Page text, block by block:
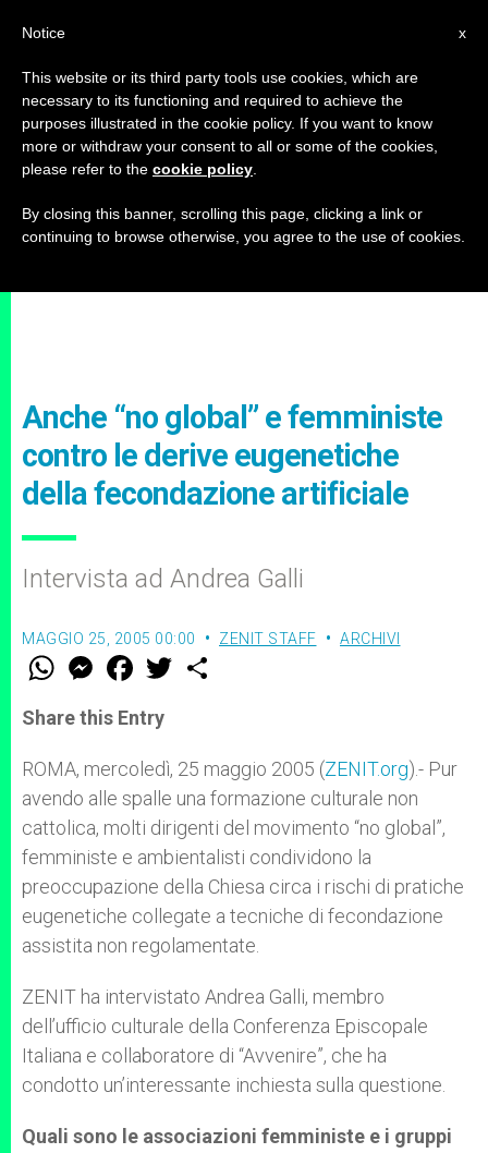
Anche “no global” e femministe
contro le derive eugenetiche
della fecondazione artificiale
Intervista ad Andrea Galli
MAGGIO 25, 2005 00:00 ZENIT STAFF ARCHIVI
W
t
s
p
p
M
e
s
e
g
e
F
a
e
b
o
k
w
r
Share this Entry
ROMA, mercoledì, 25 maggio 2005 (ZENIT.org).- Pur
avendo alle spalle una formazione culturale non
cattolica, molti dirigenti del movimento “no global”,
femministe e ambientalisti condividono la
preoccupazione della Chiesa circa i rischi di pratiche
eugenetiche collegate a tecniche di fecondazione
assistita non regolamentate.
ZENIT ha intervistato Andrea Galli, membro
dell’ufficio culturale della Conferenza Episcopale
Italiana e collaboratore di “Avvenire”, che ha
condotto un’interessante inchiesta sulla questione.
Quali sono le associazioni femministe e i gruppi
x
Notice
This website or its third party tools use cookies, which are
necessary to its functioning and required to achieve the
purposes illustrated in the cookie policy. If you want to know
more or withdraw your consent to all or some of the cookies,
please refer to the cookie policy
By closing this banner, scrolling this page, clicking a link or
continuing to browse otherwise, you agree to the use of cookies.